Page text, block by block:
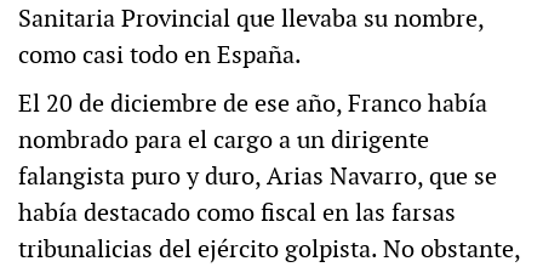
Sanitaria Provincial que llevaba su nombre,
como casi todo en España.
El 20 de diciembre de ese año, Franco había
nombrado para el cargo a un dirigente
falangista puro y duro, Arias Navarro, que se
había destacado como fiscal en las farsas
tribunalicias del ejército golpista. No obstante,